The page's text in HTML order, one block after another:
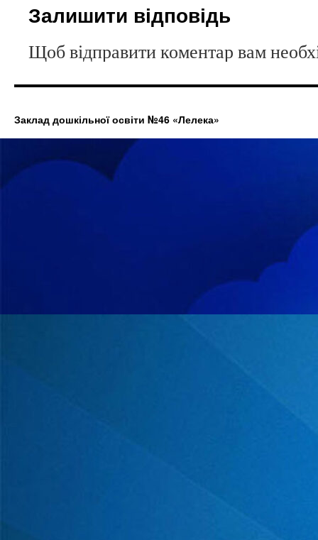
Залишити відповідь
Щоб відправити коментар вам
Заклад дошкільної освіти №46 «Лелека»